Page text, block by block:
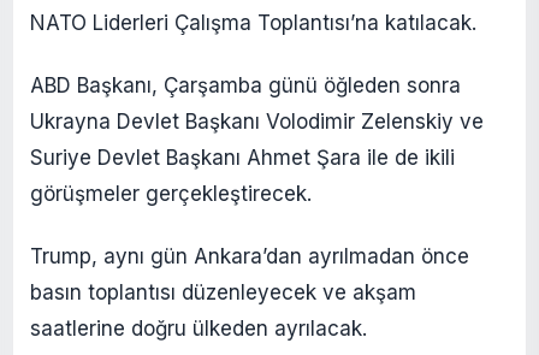
NATO Liderleri Çalışma Toplantısı’na katılacak.
ABD Başkanı, Çarşamba günü öğleden sonra
Ukrayna Devlet Başkanı Volodimir Zelenskiy ve
Suriye Devlet Başkanı Ahmet Şara ile de ikili
görüşmeler gerçekleştirecek.
Trump, aynı gün Ankara’dan ayrılmadan önce
basın toplantısı düzenleyecek ve akşam
saatlerine doğru ülkeden ayrılacak.